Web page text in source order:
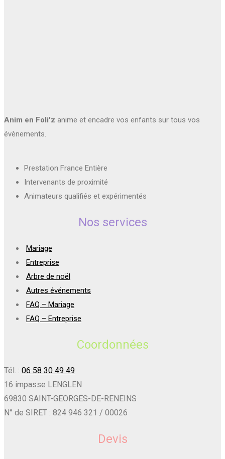
Anim en Foli'z anime et encadre vos enfants sur tous vos
évènements.
Prestation France Entière
Intervenants de proximité
Animateurs qualifiés et expérimentés
Nos services
Mariage
Entreprise
Arbre de noël
Autres événements
FAQ – Mariage
FAQ – Entreprise
Coordonnées
Tél. : 06 58 30 49 49
16 impasse LENGLEN
69830 SAINT-GEORGES-DE-RENEINS
N° de SIRET : 824 946 321 / 00026
Devis